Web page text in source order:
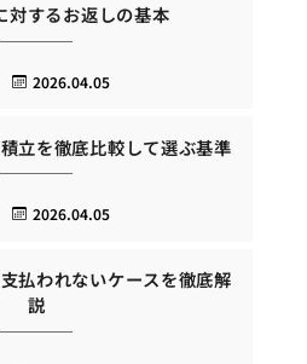
対するお返しの基本
2026.04.05
立を徹底比較して選ぶ基準
2026.04.05
払われないケースを徹底解
説